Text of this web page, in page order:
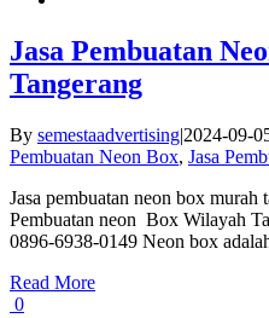
Jasa Pembuatan
Tangerang
By semestaadvertising|2024-09-
Pembuatan Neon Box, Jasa
Jasa pembuatan neon box
Pembuatan neon Box Wilayah
0896-6938-0149 Neon box
Read More
0